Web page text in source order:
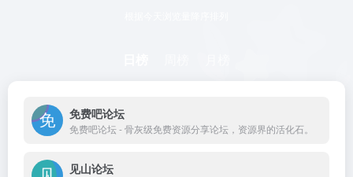
免费吧论坛
免费吧论坛 - 骨灰级免费资源分享论坛，资源界的活化石。
见山论坛